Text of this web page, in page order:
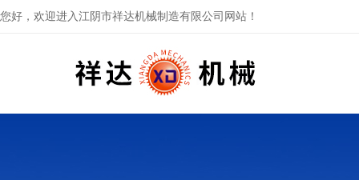
您好，欢迎进入江阴市祥达机械制造有限公司网站！